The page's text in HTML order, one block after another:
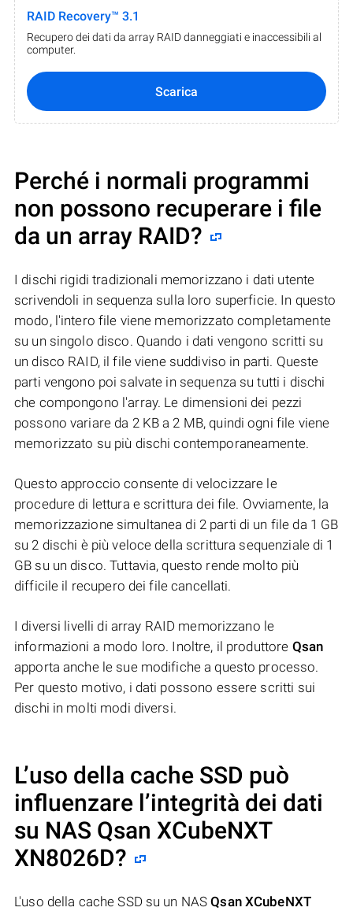
RAID Recovery™ 3.1
Recupero dei dati da array RAID danneggiati e inaccessibili al
computer.
Scarica
Perché i normali programmi
non possono recuperare i file
da un array RAID?
I dischi rigidi tradizionali memorizzano i dati utente
scrivendoli in sequenza sulla loro superficie. In questo
modo, l'intero file viene memorizzato completamente
su un singolo disco. Quando i dati vengono scritti su
un disco RAID, il file viene suddiviso in parti. Queste
parti vengono poi salvate in sequenza su tutti i dischi
che compongono l'array. Le dimensioni dei pezzi
possono variare da 2 KB a 2 MB, quindi ogni file viene
memorizzato su più dischi contemporaneamente.
Questo approccio consente di velocizzare le
procedure di lettura e scrittura dei file. Ovviamente, la
memorizzazione simultanea di 2 parti di un file da 1 GB
su 2 dischi è più veloce della scrittura sequenziale di 1
GB su un disco. Tuttavia, questo rende molto più
difficile il recupero dei file cancellati.
I diversi livelli di array RAID memorizzano le
informazioni a modo loro. Inoltre, il produttore Qsan
apporta anche le sue modifiche a questo processo.
Per questo motivo, i dati possono essere scritti sui
dischi in molti modi diversi.
L’uso della cache SSD può
influenzare l’integrità dei dati
su NAS Qsan XCubeNXT
XN8026D?
L'uso della cache SSD su un NASQsan XCubeNXT